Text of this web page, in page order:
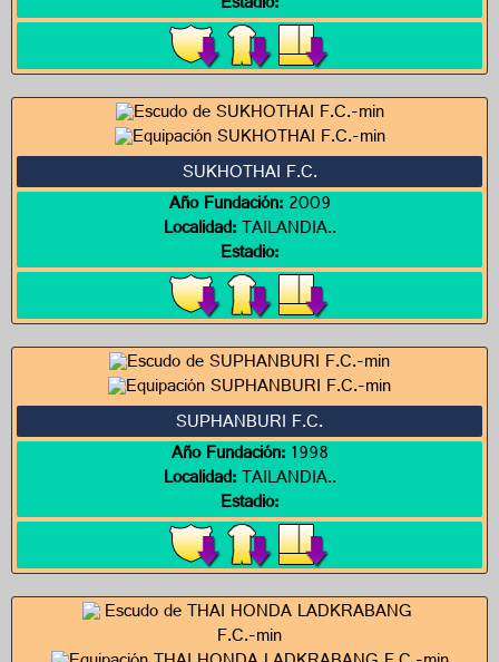
SUKHOTHAI F.C.
Año Fundación:2009
Localidad:TAILANDIA..
Estadio:
SUPHANBURI F.C.
Año Fundación:1998
Localidad:TAILANDIA..
Estadio: